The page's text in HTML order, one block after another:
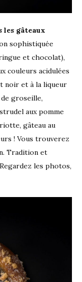
les gâteaux
sophistiquée
et chocolat),
couleurs acidulées
noir et à la liqueur
groseille,
aux pomme
gâteau au
! Vous trouverez
Tradition et
les photos,